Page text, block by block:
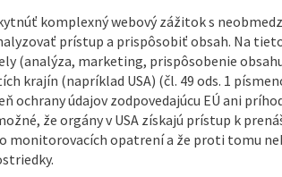
komplexný webový zážitok s
prístup a prispôsobiť obsah. Na
(analýza, marketing, prispôsobenie
krajín (napríklad USA) (čl. 49 ods. 1
ochrany údajov zodpovedajúcu EÚ ani
že orgány v USA získajú prístup k
monitorovacích opatrení a že proti tomu